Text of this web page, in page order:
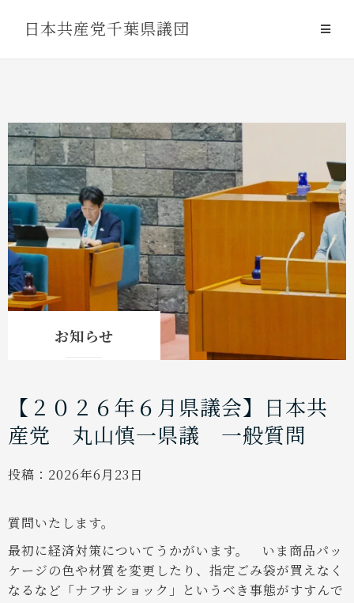
日本共産党千葉県議団
お知らせ
【２０２６年６月県議会】日本共
産党 丸山慎一県議 一般質問
投稿： 2026年6月23日
質問いたします。
最初に経済対策についてうかがいます。
いま商品パッ
ケージの色や材質を変更したり、指定ごみ袋が買えなく
なるなど「ナフサショック」というべき事態がすすんで